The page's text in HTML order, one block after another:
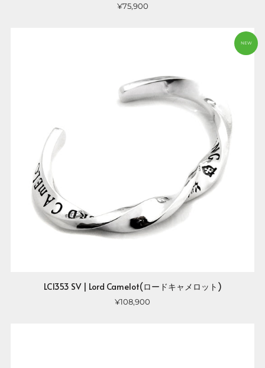
¥75,900
NEW
LC1353 SV | Lord Camelot(ロードキャメロット)
¥108,900